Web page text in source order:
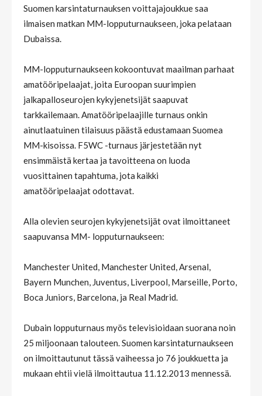
Suomen karsintaturnauksen voittajajoukkue saa
ilmaisen matkan MM-lopputurnaukseen, joka pelataan
Dubaissa.
MM-lopputurnaukseen kokoontuvat maailman parhaat
amatööripelaajat, joita Euroopan suurimpien
jalkapalloseurojen kykyjenetsijät saapuvat
tarkkailemaan. Amatööripelaajille turnaus onkin
ainutlaatuinen tilaisuus päästä edustamaan Suomea
MM-kisoissa. F5WC -turnaus järjestetään nyt
ensimmäistä kertaa ja tavoitteena on luoda
vuosittainen tapahtuma, jota kaikki
amatööripelaajat odottavat.
Alla olevien seurojen kykyjenetsijät ovat ilmoittaneet
saapuvansa MM- lopputurnaukseen:
Manchester United, Manchester United, Arsenal,
Bayern Munchen, Juventus, Liverpool, Marseille, Porto,
Boca Juniors, Barcelona, ja Real Madrid.
Dubain lopputurnaus myös televisioidaan suorana noin
25 miljoonaan talouteen. Suomen karsintaturnaukseen
on ilmoittautunut tässä vaiheessa jo 76 joukkuetta ja
mukaan ehtii vielä ilmoittautua 11.12.2013 mennessä.